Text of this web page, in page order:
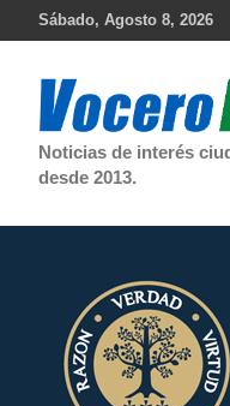
Sábado, Agosto 8, 2026
Noticias de interés
desde 2013.